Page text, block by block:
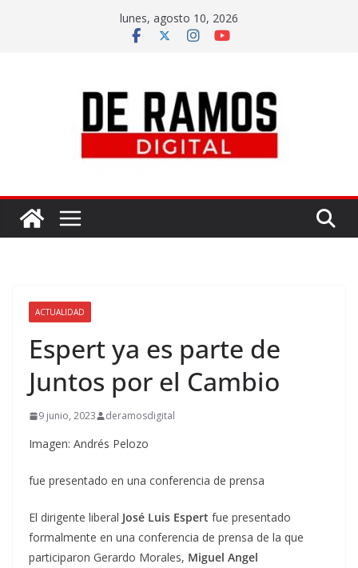
lunes, agosto 10, 2026
ACTUALIDAD
Espert ya es parte de
Juntos por el Cambio
9 junio, 2023 deramosdigital
Imagen: Andrés Pelozo
fue presentado en una conferencia de prensa
El dirigente liberal José Luis Espert fue presentado
formalmente en una conferencia de prensa de la que
participaron Gerardo Morales, Miguel Angel